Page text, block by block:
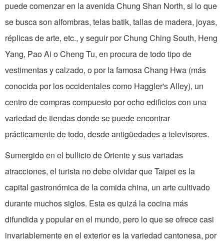
puede comenzar en la avenida Chung Shan North, si lo que
se busca son alfombras, telas batik, tallas de madera, joyas,
réplicas de arte, etc., y seguir por Chung Ching South, Heng
Yang, Pao Ai o Cheng Tu, en procura de todo tipo de
vestimentas y calzado, o por la famosa Chang Hwa (más
conocida por los occidentales como Haggler's Alley), un
centro de compras compuesto por ocho edificios con una
variedad de tiendas donde se puede encontrar
prácticamente de todo, desde antigüedades a televisores.
Sumergido en el bullicio de Oriente y sus variadas
atracciones, el turista no debe olvidar que Taipei es la
capital gastronómica de la comida china, un arte cultivado
durante muchos siglos. Esta es quizá la cocina más
difundida y popular en el mundo, pero lo que se ofrece casi
invariablemente en el exterior es la variedad cantonesa, por